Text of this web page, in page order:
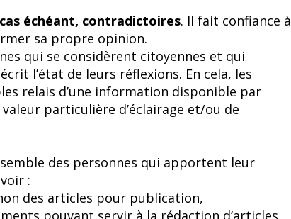
échéant, contradictoires. Il fait confiance à
sa propre opinion.
qui se considèrent citoyennes et qui
l’état de leurs réflexions. En cela, les
relais d’une information disponible par
particulière d’éclairage et/ou de
des personnes qui apportent leur
:
des articles pour publication,
pouvant servir à la rédaction d’articles,